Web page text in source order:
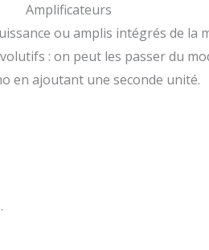
Amplificateurs
ou amplis intégrés de la
: on peut les passer du
en ajoutant une seconde unité.